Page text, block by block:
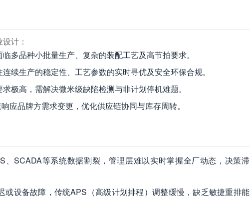
计：
多品种小批量生产、复杂的装配工艺及高节拍要求。
续生产的稳定性、工艺参数的实时寻优及安全环保合规。
求极高，需解决微米级缺陷检测与非计划停机难题。
响应品牌方需求变更，优化供应链协同与库存周转。
、SCADA等系统数据割裂，管理层难以实时掌握全厂动态，决策滞
或设备故障，传统APS（高级计划排程）调整缓慢，缺乏敏捷重排能